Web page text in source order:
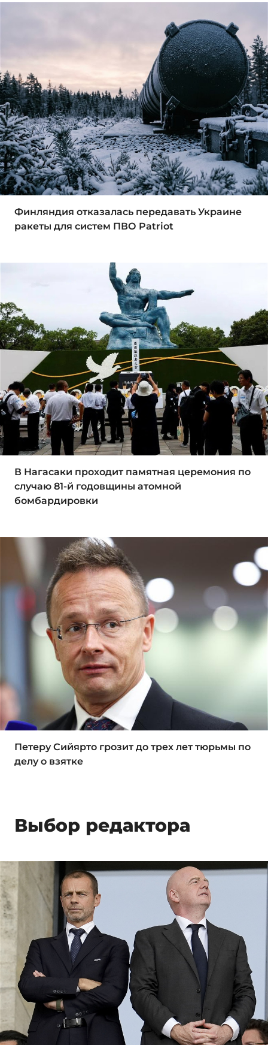
Финляндия отказалась передавать Украине
ракеты для систем ПВО Patriot
В Нагасаки проходит памятная церемония по
случаю 81-й годовщины атомной
бомбардировки
Петеру Сийярто грозит до трех лет тюрьмы по
делу о взятке
Выбор редактора